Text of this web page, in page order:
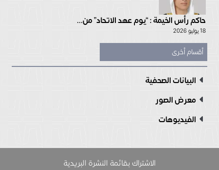
حاكم رأس الخيمة : “يوم عهد الاتحاد” من...
18 يوليو 2026
أقسام أخرى
البيانات الصحفية
معرض الصور
الفيديوهات
الاشتراك بقائمة النشرة البريدية